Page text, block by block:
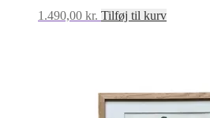
1.490,00 kr. Tilføj til kurv